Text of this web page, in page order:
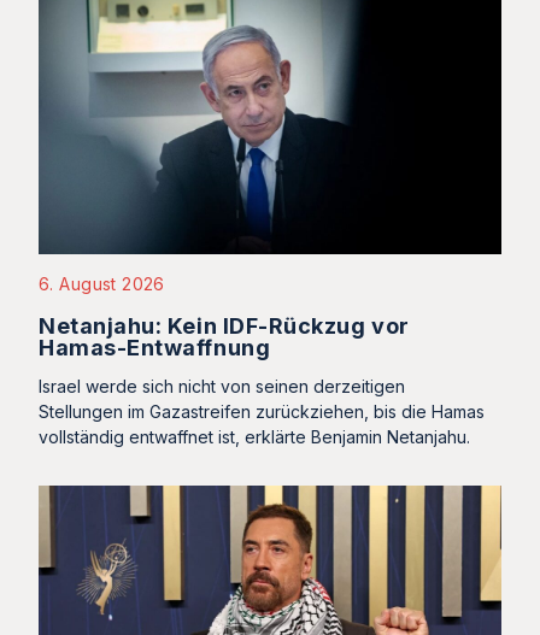
6. August 2026
Netanjahu: Kein IDF-Rückzug vor
Hamas-Entwaffnung
Israel werde sich nicht von seinen derzeitigen
Stellungen im Gazastreifen zurückziehen, bis die Hamas
vollständig entwaffnet ist, erklärte Benjamin Netanjahu.